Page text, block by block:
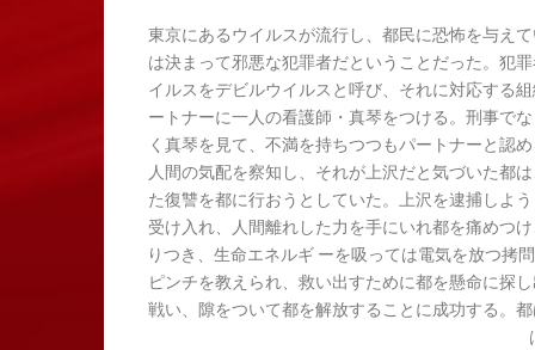
東京にあるウイルスが流行し、都民に恐怖を与え
は決まって邪悪な犯罪者だということだった。犯
イルスをデビルウイルスと呼び、それに対応する
ートナーに一人の看護師・真琴をつける。刑事で
く真琴を見て、不満を持ちつつもパートナーと認
人間の気配を察知し、それが上沢だと気づいた都
た復讐を都に行おうとしていた。上沢を逮捕しよ
受け入れ、人間離れした力を手にいれ都を痛めつ
りつき、生命エネルギ ーを吸っては電気を放つ拷
ピンチを教えられ、救い出すために都を懸命に探
戦い、隙をついて都を解放することに成功する。